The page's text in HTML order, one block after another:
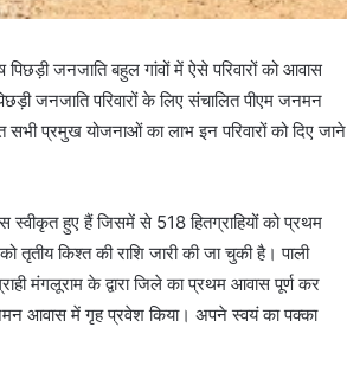
जनजाति बहुल गांवों में ऐसे परिवारों को आवास
जनजाति परिवारों के लिए संचालित पीएम जनमन
प्रमुख योजनाओं का लाभ इन परिवारों को दिए जाने
स्वीकृत हुए हैं जिसमें से 518 हितग्राहियों को प्रथम
तृतीय किश्त की राशि जारी की जा चुकी है। पाली
मंगलूराम के द्वारा जिले का प्रथम आवास पूर्ण कर
आवास में गृह प्रवेश किया। अपने स्वयं का पक्का